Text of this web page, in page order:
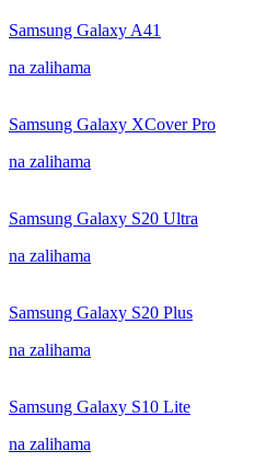
Samsung Galaxy A41
na zalihama
Samsung Galaxy XCover Pro
na zalihama
Samsung Galaxy S20 Ultra
na zalihama
Samsung Galaxy S20 Plus
na zalihama
Samsung Galaxy S10 Lite
na zalihama